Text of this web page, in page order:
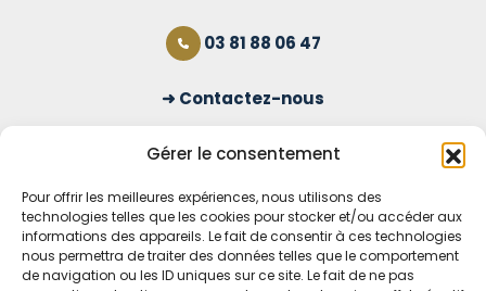
Gérer le consentement
Pour offrir les meilleures expériences, nous utilisons des
technologies telles que les cookies pour stocker et/ou accéder aux
informations des appareils. Le fait de consentir à ces technologies
nous permettra de traiter des données telles que le comportement
de navigation ou les ID uniques sur ce site. Le fait de ne pas
03 81 88 06 47
Contactez-nous
OUVERT TOUS LES JOURS
Voir nos horaires